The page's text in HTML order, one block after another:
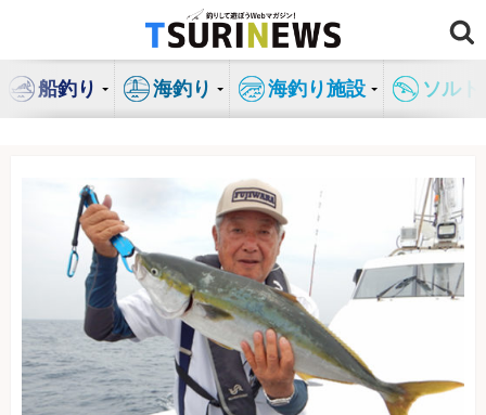
ン
船釣り 海釣り 海釣り施設 ソル